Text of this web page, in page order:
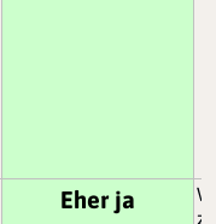
Eher ja